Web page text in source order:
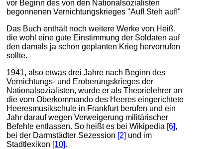
vor Beginn des von den Nationalsozialisten
begonnenen Vernichtungskrieges "Auf! Steh auf!"
Das Buch enthält noch weitere Werke von Heiß,
die wohl eine gute Einstimmung der Soldaten auf
den damals ja schon geplanten Krieg hervorrufen
sollte.
1941, also etwas drei Jahre nach Beginn des
Vernichtungs- und Eroberungskrieges der
Nationalsozialisten, wurde er als Theorielehrer an
die vom Oberkommando des Heeres eingerichtete
Heeresmusikschule in Frankfurt berufen und ein
Jahr darauf wegen Verweigerung militärischer
Befehle entlassen. So heißt es bei Wikipedia [6],
bei der Darmstädter Sezession [2] und im
Stadtlexikon [10].